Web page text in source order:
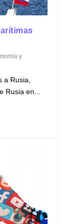
y
a Rusia,
Rusia en...